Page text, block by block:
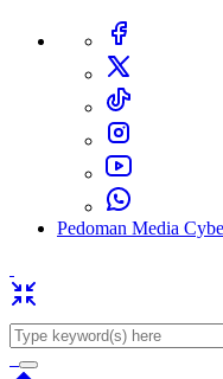
Pedoman Media